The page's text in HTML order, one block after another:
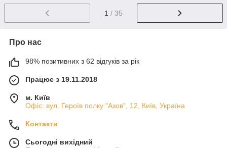
1 / 35
Про нас
98% позитивних з 62 відгуків за рік
Працює з 19.11.2018
м. Київ
Офіс: вул. Героїв полку "Азов", 12, Київ, Україна
Контакти
Сьогодні вихідний